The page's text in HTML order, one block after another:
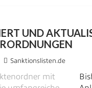
UND
Sanktionslisten.de